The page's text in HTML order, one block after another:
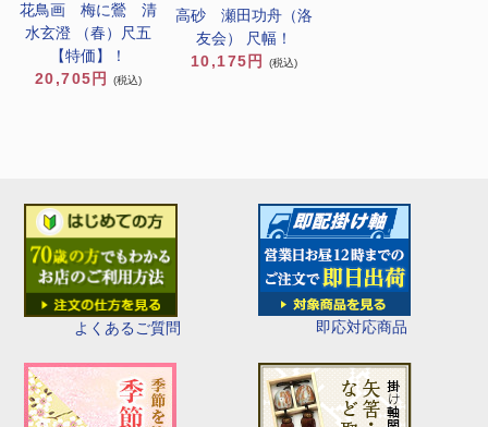
よくあるご質問 即応対応商品
花鳥画 梅に鶯 清
水玄澄 （春）尺五
【特価】！
20,705円
(税込)
高砂 瀬田功舟（洛
友会） 尺幅！
10,175円
(税込)